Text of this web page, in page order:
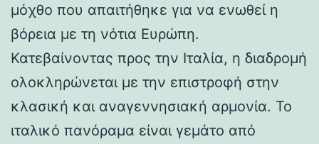
μόχθο που απαιτήθηκε για να ενωθεί η
βόρεια με τη νότια Ευρώπη.
Κατεβαίνοντας προς την Ιταλία, η διαδρομή
ολοκληρώνεται με την επιστροφή στην
κλασική και αναγεννησιακή αρμονία. Το
ιταλικό πανόραμα είναι γεμάτο από